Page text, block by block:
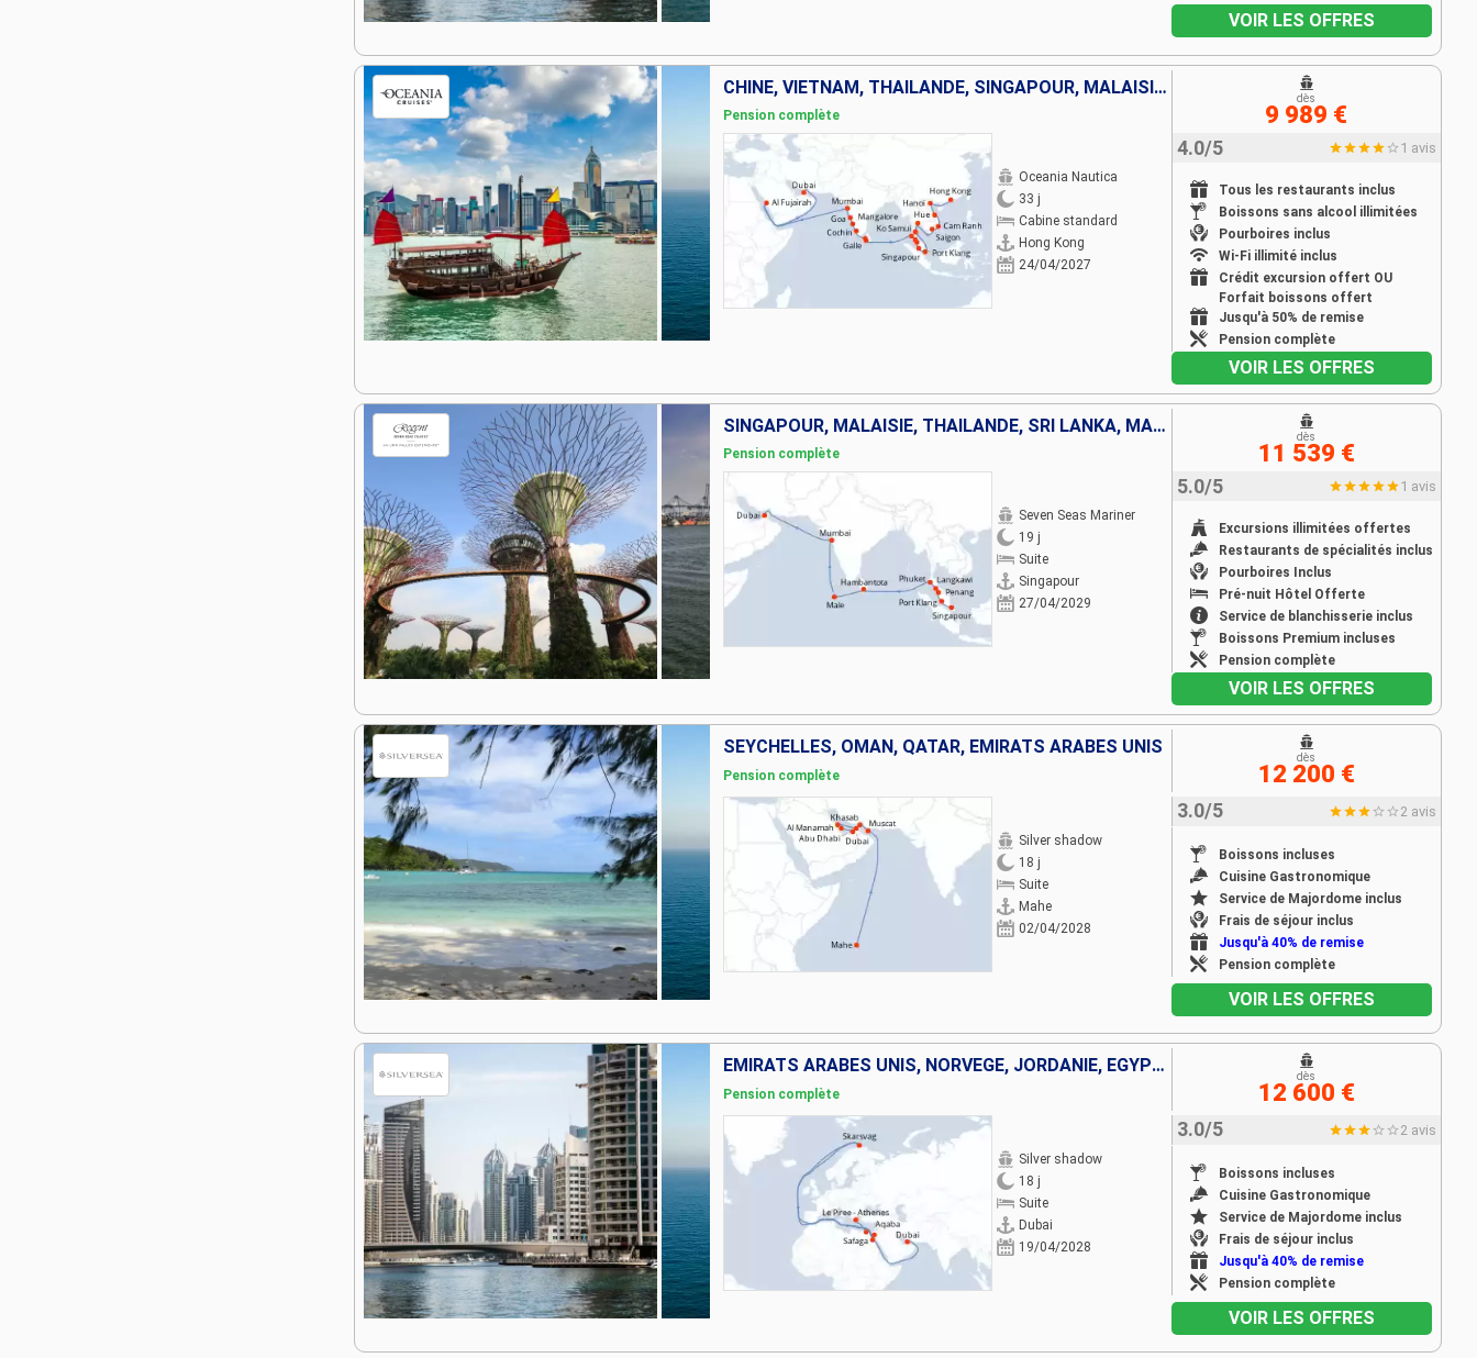
VOIR LES OFFRES
CHINE, VIETNAM, THAÏLANDE, SINGAPOUR, MALAISIE, SRI LANKA, INDE, EMIRATS ARABES UNIS
Pension complète
Oceania Nautica
33 j
Cabine standard
Hong Kong
24/04/2027
4.0/5 1 avis
Tous les restaurants inclus
Boissons sans alcool illimitées
Pourboires inclus
Wi-Fi illimité inclus
Crédit excursion offert OU
Forfait boissons offert
Jusqu'à 50% de remise
Pension complète
dès
9 989 €
VOIR LES OFFRES
SINGAPOUR, MALAISIE, THAÏLANDE, SRI LANKA, MALDIVES, INDE, EMIRATS ARABES UNIS
Pension complète
Seven Seas Mariner
19 j
Suite
Singapour
27/04/2029
5.0/5 1 avis
Excursions illimitées offertes
Restaurants de spécialités inclus
Pourboires Inclus
Pré-nuit Hôtel Offerte
Service de blanchisserie inclus
Boissons Premium incluses
Pension complète
dès
11 539 €
VOIR LES OFFRES
SEYCHELLES, OMAN, QATAR, EMIRATS ARABES UNIS
Pension complète
Silver shadow
18 j
Suite
Mahe
02/04/2028
3.0/5 2 avis
Boissons incluses
Cuisine Gastronomique
Service de Majordome inclus
Frais de séjour inclus
Jusqu'à 40% de remise
Pension complète
dès
12 200 €
VOIR LES OFFRES
EMIRATS ARABES UNIS, NORVÈGE, JORDANIE, EGYPTE, GRÈCE
Pension complète
Silver shadow
18 j
Suite
Dubai
19/04/2028
3.0/5 2 avis
Boissons incluses
Cuisine Gastronomique
Service de Majordome inclus
Frais de séjour inclus
Jusqu'à 40% de remise
Pension complète
dès
12 600 €
VOIR LES OFFRES